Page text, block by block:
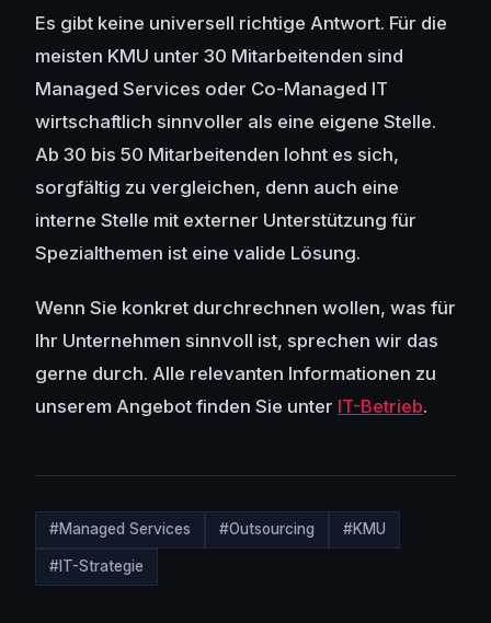
Es gibt keine universell richtige Antwort. Für die
meisten KMU unter 30 Mitarbeitenden sind
Managed Services oder Co-Managed IT
wirtschaftlich sinnvoller als eine eigene Stelle.
Ab 30 bis 50 Mitarbeitenden lohnt es sich,
sorgfältig zu vergleichen, denn auch eine
interne Stelle mit externer Unterstützung für
Spezialthemen ist eine valide Lösung.
Wenn Sie konkret durchrechnen wollen, was für
Ihr Unternehmen sinnvoll ist, sprechen wir das
gerne durch. Alle relevanten Informationen zu
unserem Angebot finden Sie unter IT-Betrieb.
#Managed Services #Outsourcing #KMU
#IT-Strategie